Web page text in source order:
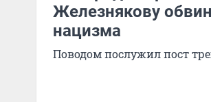
Железнякову
нацизма
Поводом послужил пост